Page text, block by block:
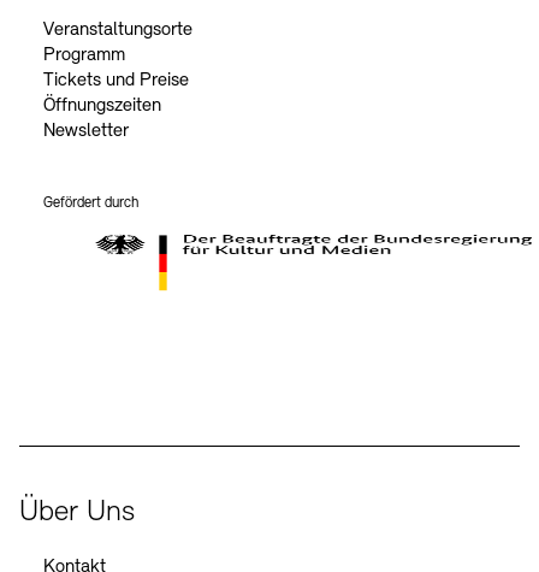
Veranstaltungsorte
Programm
Tickets und Preise
Öffnungszeiten
Newsletter
Gefördert durch
Über Uns
Kontakt